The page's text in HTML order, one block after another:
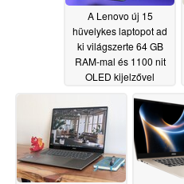
A Lenovo új 15
hüvelykes laptopot ad
ki világszerte 64 GB
RAM-mal és 1100 nit
OLED kijelzővel